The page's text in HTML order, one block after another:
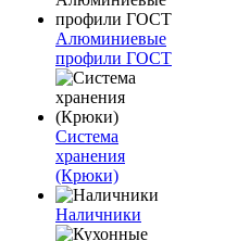
Алюминиевые
профили ГОСТ
Система
хранения
(Крюки)
Наличники